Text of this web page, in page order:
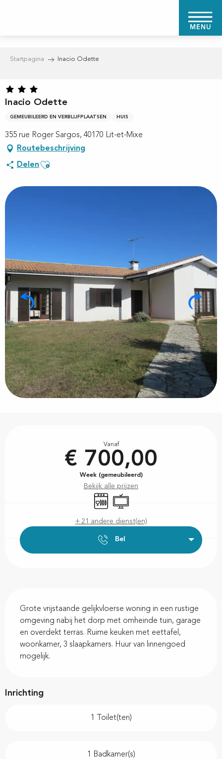
MENU
Startpagina Inacio Odette
Inacio Odette
GEMEUBILEERD EN VERBLIJFPLAATSEN HUIS
355 rue Roger Sargos, 40170 Lit-et-Mixe
Routebeschrijving
Delen Ajouter aux favoris
Vanaf
€ 700,00
Week (gemeubileerd)
Bekijk alle prijzen
Vaatwassers
Televisie
+ 21 andere dienst(en)
Bel
Grote vrijstaande gelijkvloerse woning in een rustige
omgeving nabij het dorp met omheinde tuin, garage
en overdekt terras. Ruime keuken met eettafel,
woonkamer, 3 slaapkamers. Huur van linnengoed
mogelijk.
Inrichting
1 Toilet(ten)
1 Badkamer(s)